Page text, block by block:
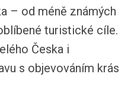
– od méně známých
turistické cíle.
Česka i
s objevováním krás